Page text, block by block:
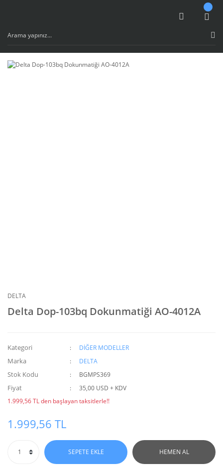
DELTA
Delta Dop-103bq Dokunmatiği AO-4012A
Kategori DİĞER MODELLER
Marka DELTA
Stok Kodu BGMPS369
Fiyat
35,00 USD + KDV
1.999,56 TL den başlayan taksitlerle!!
1.999,56 TL
SEPETE EKLE HEMEN AL